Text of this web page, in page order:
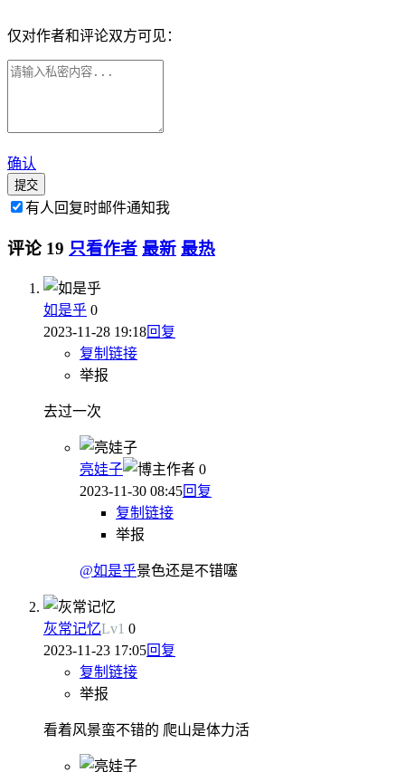
仅对作者和评论双方可见：
确认
提交
有人回复时邮件通知我
评论 19 只看作者 最新 最热
如是乎 0
2023-11-28 19:18回复
复制链接
举报
去过一次
亮娃子 作者 0
2023-11-30 08:45回复
复制链接
举报
@如是乎景色还是不错噻
灰常记忆Lv1 0
2023-11-23 17:05回复
复制链接
举报
看着风景蛮不错的 爬山是体力活